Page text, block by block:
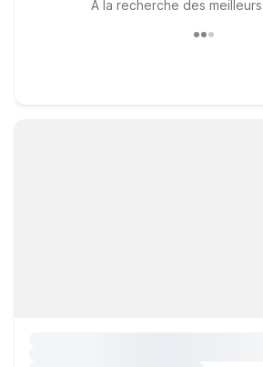
À la recherche des